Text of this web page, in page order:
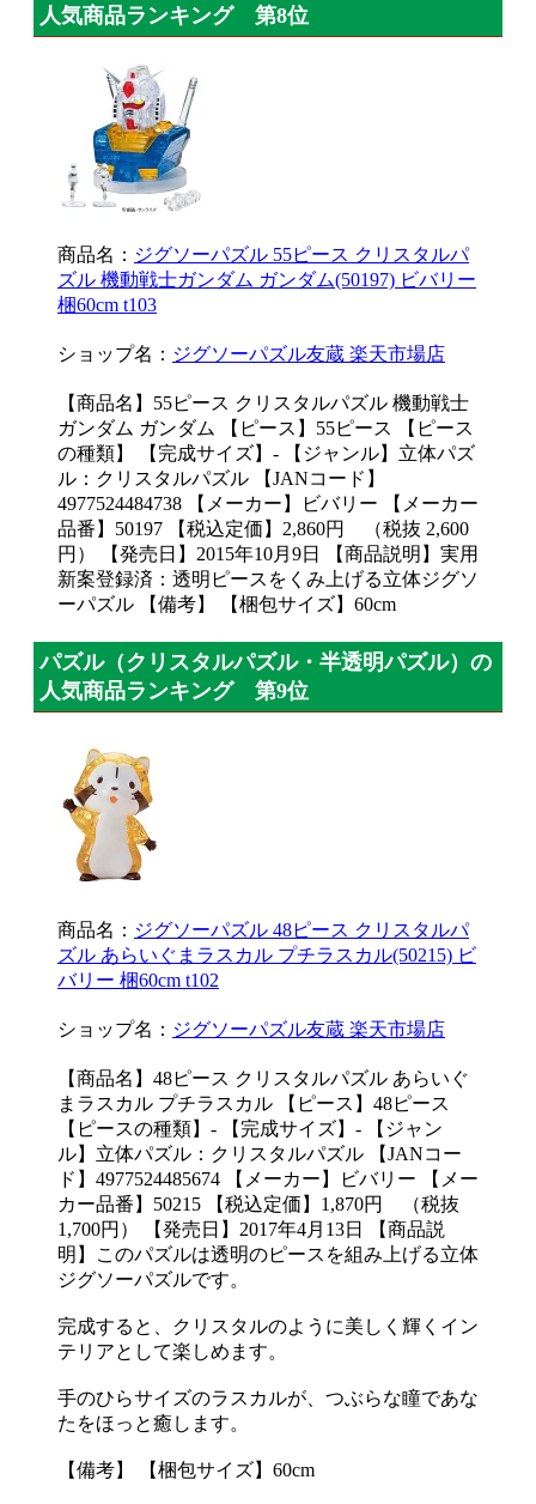
人気商品ランキング 第8位
商品名： ジグソーパズル 55ピース クリスタルパ
ズル 機動戦士ガンダム ガンダム(50197) ビバリー
梱60cm t103
ショップ名： ジグソーパズル友蔵 楽天市場店
【商品名】55ピース クリスタルパズル 機動戦士
ガンダム ガンダム 【ピース】55ピース 【ピース
の種類】 【完成サイズ】- 【ジャンル】立体パズ
ル：クリスタルパズル 【JANコード】
4977524484738 【メーカー】ビバリー 【メーカー
品番】50197 【税込定価】2,860円 （税抜 2,600
円） 【発売日】2015年10月9日 【商品説明】実用
新案登録済：透明ピースをくみ上げる立体ジグソ
ーパズル 【備考】 【梱包サイズ】60cm
パズル（クリスタルパズル・半透明パズル）の
人気商品ランキング 第9位
商品名： ジグソーパズル 48ピース クリスタルパ
ズル あらいぐまラスカル プチラスカル(50215) ビ
バリー 梱60cm t102
ショップ名： ジグソーパズル友蔵 楽天市場店
【商品名】48ピース クリスタルパズル あらいぐ
まラスカル プチラスカル 【ピース】48ピース
【ピースの種類】- 【完成サイズ】- 【ジャン
ル】立体パズル：クリスタルパズル 【JANコー
ド】4977524485674 【メーカー】ビバリー 【メー
カー品番】50215 【税込定価】1,870円 （税抜
1,700円） 【発売日】2017年4月13日 【商品説
明】このパズルは透明のピースを組み上げる立体
ジグソーパズルです。
完成すると、クリスタルのように美しく輝くイン
テリアとして楽しめます。
手のひらサイズのラスカルが、つぶらな瞳であな
たをほっと癒します。
【備考】 【梱包サイズ】60cm